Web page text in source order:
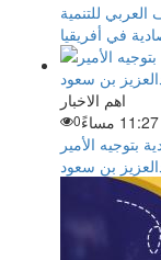
للتنمية
في أفريقيا
اهم الاخبار
0
بتوجيه الأمير
بن سعود